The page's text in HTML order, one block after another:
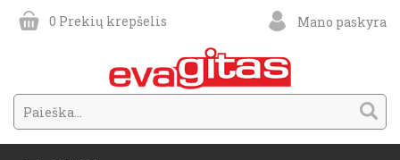
Mano paskyra
0 Prekių krepšelis